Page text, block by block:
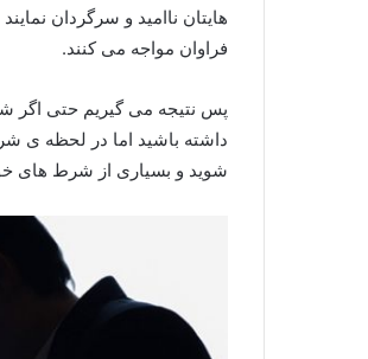
هایتان ناامید و سرگردان
فراوان مواجه می کنند.
پس نتیجه می گیریم حتی اگر
داشته باشید اما در لحظه ی
شوید و بسیاری از شرط های